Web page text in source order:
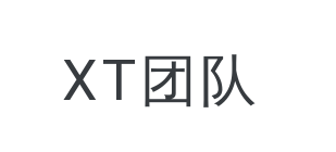
XT团队